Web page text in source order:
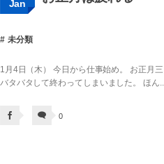
Jan
未分類
1月4日（木） 今日から仕事始め。 お正月
バタバタして終わってしまいました。 ほん...
0